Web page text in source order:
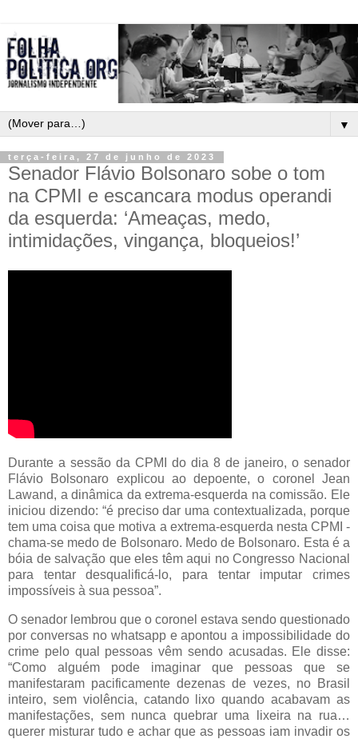
▼
terça-feira, 27 de junho de 2023
Senador Flávio Bolsonaro sobe o tom
na CPMI e escancara modus operandi
da esquerda: ‘Ameaças, medo,
intimidações, vingança, bloqueios!’
Durante a sessão da CPMI do dia 8 de janeiro, o senador
Flávio Bolsonaro explicou ao depoente, o coronel Jean
Lawand, a dinâmica da extrema-esquerda na comissão. Ele
iniciou dizendo: “é preciso dar uma contextualizada, porque
tem uma coisa que motiva a extrema-esquerda nesta CPMI -
chama-se medo de Bolsonaro. Medo de Bolsonaro. Esta é a
bóia de salvação que eles têm aqui no Congresso Nacional
para tentar desqualificá-lo, para tentar imputar crimes
impossíveis à sua pessoa”.
O senador lembrou que o coronel estava sendo questionado
por conversas no whatsapp e apontou a impossibilidade do
crime pelo qual pessoas vêm sendo acusadas. Ele disse:
“Como alguém pode imaginar que pessoas que se
manifestaram pacificamente dezenas de vezes, no Brasil
inteiro, sem violência, catando lixo quando acabavam as
manifestações, sem nunca quebrar uma lixeira na rua…
querer misturar tudo e achar que as pessoas iam invadir os